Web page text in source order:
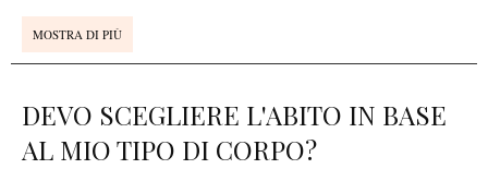
MOSTRA DI PIÙ
DEVO SCEGLIERE L'ABITO IN BASE
AL MIO TIPO DI CORPO?